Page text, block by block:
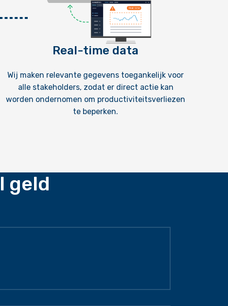
Real-time data
Wij maken relevante gegevens toegankelijk voor
alle stakeholders, zodat er direct actie kan
worden ondernomen om productiviteitsverliezen
te beperken.
geld